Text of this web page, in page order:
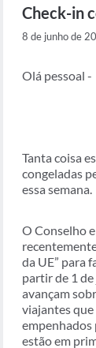
Check-in
8 de junho de
Olá pessoal -
Tanta coisa
congeladas
essa semana.
O Conselho
da UE” para
partir de 1
avançam
viajantes que
empenhados
estão em